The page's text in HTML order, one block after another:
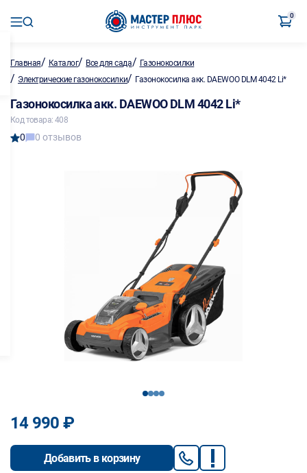
0
Главная/ Каталог/ Все для сада/ Газонокосилки
/ Электрические газонокосилки/ Газонокосилка акк. DAEWOO DLM 4042 Li*
Газонокосилка акк. DAEWOO DLM 4042 Li*
Код товара: 408
0 0 отзывов
1234
14 990 ₽
Добавить в корзину